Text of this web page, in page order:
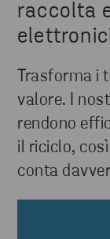
raccolta
Trasforma i
valore. I
rendono
il riciclo,
conta